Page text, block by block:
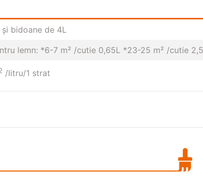
bidoane de 4L
lemn: *6-7 m² /cutie 0,65L *23-25 ​​m² /cutie
/litru/1 strat